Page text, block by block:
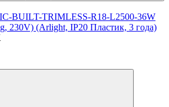
BUILT-TRIMLESS-R18-L2500-36W
230V) (Arlight, IP20 Пластик, 3 года)